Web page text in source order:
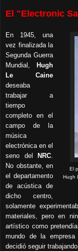
El "Electronic
El
Hugh
En 1945, una
vez finalizada la
Segunda Guerra
Mundial,
Hugh
Le Caine
deseaba
trabajar a
tiempo
completo en el
campo de la
música
electrónica en el
seno del
NRC.
No obstante, en
el departamento
de acústica de
dicho centro,
solamente
materiales, pero en
artístico como
mundo de la empresa
decidió seguir